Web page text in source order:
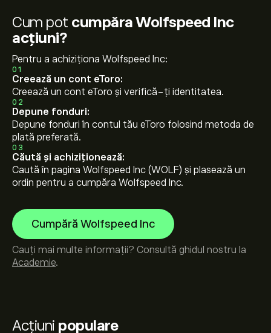
Acțiuni populare
Cum pot cumpăra Wolfspeed Inc
acțiuni?
Pentru a achiziționa Wolfspeed Inc:
01
Creează un cont eToro:
Creează un cont eToro și verifică-ți identitatea.
02
Depune fonduri:
Depune fonduri în contul tău eToro folosind metoda de
plată preferată.
03
Căută și achiziționează:
Caută în pagina Wolfspeed Inc (WOLF) și plasează un
ordin pentru a cumpăra Wolfspeed Inc.
Cumpără Wolfspeed Inc
Cauți mai multe informații? Consultă ghidul nostru la
Academie.